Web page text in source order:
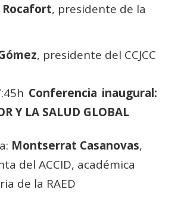
, presidente de la
, presidente del CCJCC
Conferencia inaugural:
Y LA SALUD GLOBAL
Montserrat Casanovas,
del ACCID, académica
de la RAED